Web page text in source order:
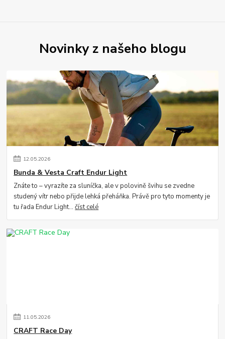
Novinky z našeho blogu
12.05.2026
Bunda & Vesta Craft Endur Light
Znáte to – vyrazíte za sluníčka, ale v polovině švihu se zvedne
studený vítr nebo přijde lehká přeháňka. Právě pro tyto momenty je
tu řada Endur Light...číst celé
11.05.2026
CRAFT Race Day